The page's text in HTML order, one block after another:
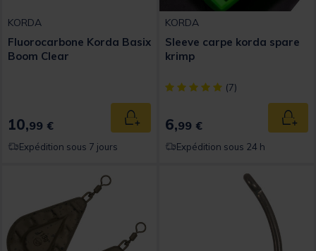
KORDA
Fluorocarbone Korda Basix
Boom Clear
10,99 € Ajouter au panier
Expédition sous 7 jours
KORDA
Sleeve carpe korda spare
krimp
[object Object] out of 5
(7)
6,99 €
Expédition sous 24 h